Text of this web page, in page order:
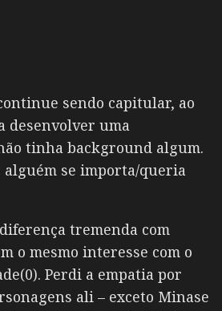
sendo capitular, ao
desenvolver uma
tinha background algum.
alguém se importa/queria
tremenda com
o mesmo interesse com o
Perdi a empatia por
ali – exceto Minase